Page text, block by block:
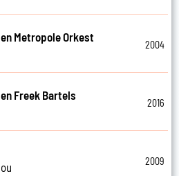
Metropole Orkest
2004
Freek Bartels
2016
2009